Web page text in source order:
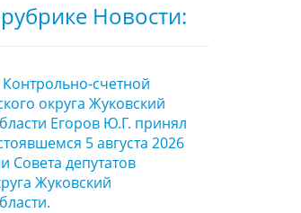
Новости:
счетной
округа Жуковский
Егоров Ю.Г. принял
5 августа 2026
Совета депутатов
Жуковский